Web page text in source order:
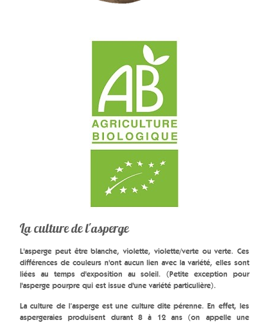
La culture de l'asperge
L'asperge peut être blanche, violette, violette/verte ou verte. Ces
différences de couleurs n'ont aucun lien avec la variété, elles sont
liées au temps d'exposition au soleil. (Petite exception pour
l'asperge pourpre qui est issue d'une variété particulière).
La culture de l’asperge est une culture dite pérenne. En effet, les
aspergeraies produisent durant 8 à 12 ans (on appelle une